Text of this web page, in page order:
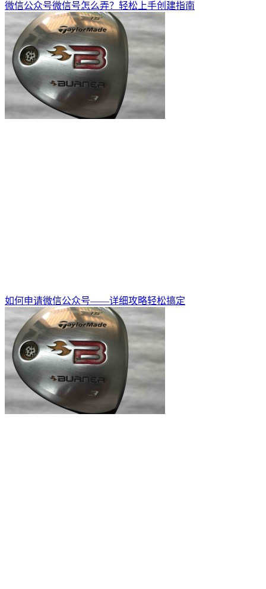
微信公众号微信号怎么弄？轻松上手创建指南
如何申请微信公众号——详细攻略轻松搞定